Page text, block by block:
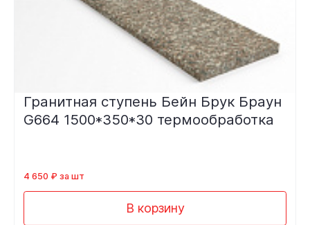
Гранитная ступень Бейн Брук Браун
G664 1500*350*30 термообработка
4 650 ₽ за шт
В корзину